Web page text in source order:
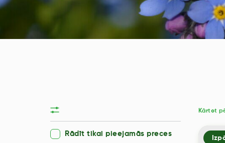
Rādīt tikai pieejamās preces
Kārtot